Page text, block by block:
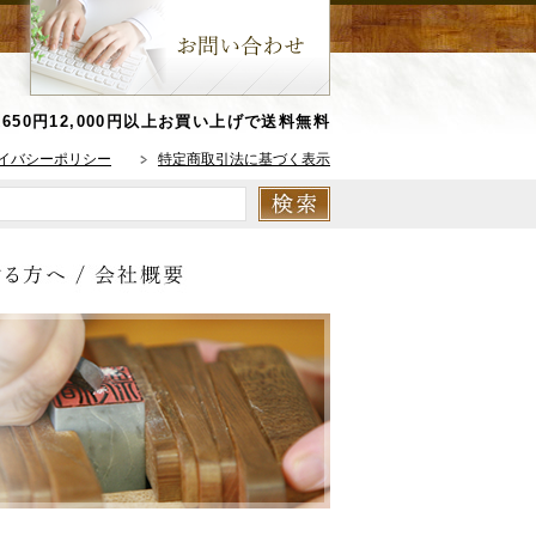
円12,000円以上お買い上げで送料無料
バシーポリシー 特定商取引法に基づく表示